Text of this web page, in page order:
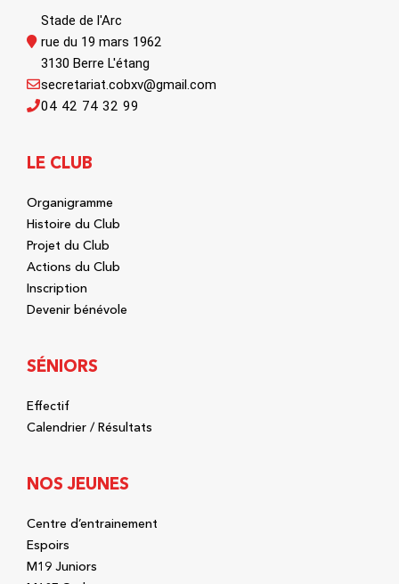
Stade de l'Arc
rue du 19 mars 1962
3130 Berre L'étang
04 42 74 32 99
secretariat.cobxv@gmail.com
LE CLUB
Organigramme
Histoire du Club
Projet du Club
Actions du Club
Inscription
Devenir bénévole
SÉNIORS
Effectif
Calendrier / Résultats
NOS JEUNES
Centre d’entrainement
Espoirs
M19 Juniors